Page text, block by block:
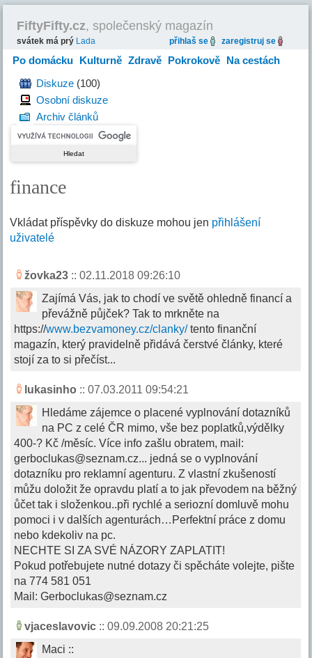
FiftyFifty.cz, společenský magazín
svátek má prý Lada přihlaš se zaregistruj se
Po domácku Kulturně Zdravě Pokrokově Na cestách
HravěDiskuze (100)
Osobní diskuze
Archiv článků
finance
Vkládat příspěvky do diskuze mohou jen přihlášení
uživatelé
žovka23 :: 02.11.2018 09:26:10
Zajímá Vás, jak to chodí ve světě ohledně financí a
převážně půjček? Tak to mrkněte na
https://www.bezvamoney.cz/clanky/tento finanční
magazín, který pravidelně přidává čerstvé články, které
stojí za to si přečíst...
lukasinho :: 07.03.2011 09:54:21
Hledáme zájemce o placené vyplnování dotazníků
na PC z celé ČR mimo, vše bez poplatků,výdělky
400-? Kč /měsíc. Více info zašlu obratem, mail:
gerboclukas@seznam.cz... jedná se o vyplnování
dotazníku pro reklamní agenturu. Z vlastní zkušeností
můžu doložit že opravdu platí a to jak převodem na běžný
ůčet tak i složenkou..při rychlé a seriozní domluvě mohu
pomoci i v dalších agenturách…Perfektní práce z domu
nebo kdekoliv na pc.
NECHTE SI ZA SVÉ NÁZORY ZAPLATIT!
Pokud potřebujete nutné dotazy či spěcháte volejte, pište
na 774 581 051
Mail:Gerboclukas@seznam.cz
vjaceslavovic :: 09.09.2008 20:21:25
Maci ::